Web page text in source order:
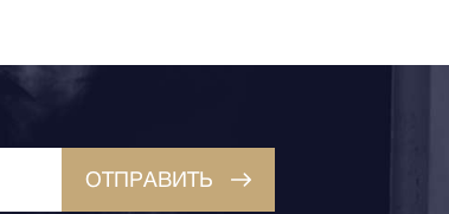
ОТПРАВИТЬ